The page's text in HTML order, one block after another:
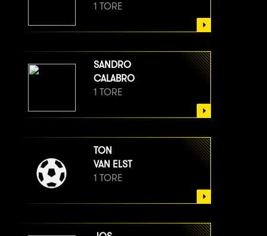
1 TORE
SANDRO
CALABRO
1 TORE
TON
VAN ELST
1 TORE